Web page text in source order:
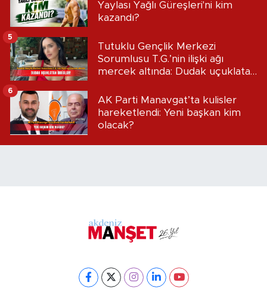
Yaylası Yağlı Güreşleri'ni kim
kazandı?
Tutuklu Gençlik Merkezi
Sorumlusu T.G.’nin ilişki ağı
mercek altında: Dudak uçuklatan
5
AK Parti Manavgat’ta kulisler
hareketlendi: Yeni başkan kim
olacak?
6